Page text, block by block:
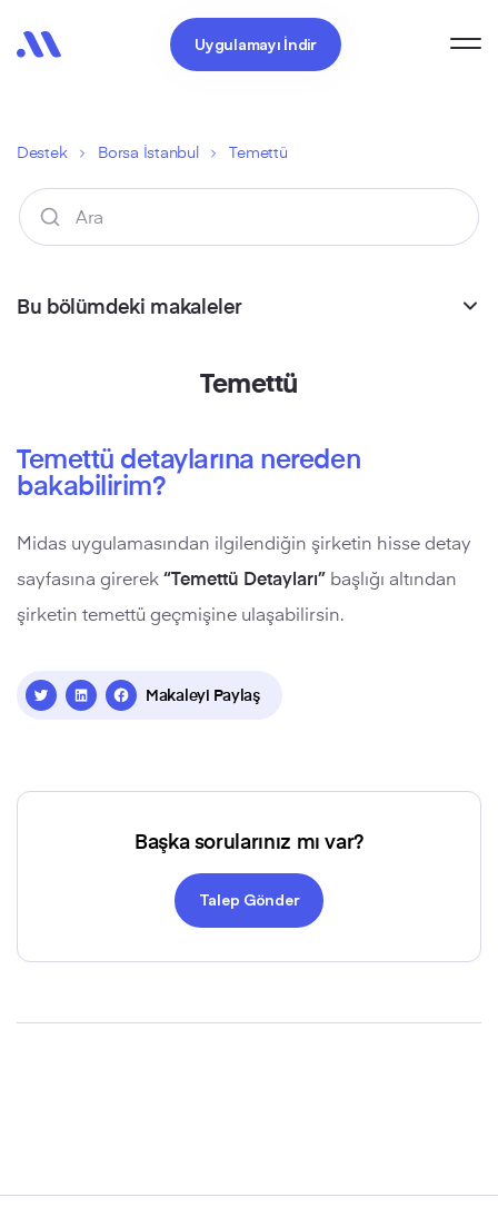
Uygulamayı İndir
Destek Borsa İstanbul Temettü
Temettü
Temettü detaylarına nereden
bakabilirim?
Midas uygulamasından ilgilendiğin şirketin hisse detay
sayfasına girerek“Temettü Detayları” başlığı altından
şirketin temettü geçmişine ulaşabilirsin.
Makaleyi Paylaş
Başka sorularınız mı var?
Talep Gönder
Bu bölümdeki makaleler